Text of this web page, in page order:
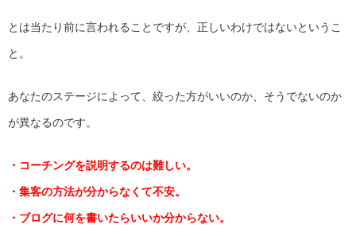
とは当たり前に言われることですが、 正しいわけではないというこ
と。
あなたのステージによって、絞った方がいいのか、 そうでないのか
が異なるのです。
・コーチングを説明するのは難しい。
・集客の方法が分からなくて不安。
・ブログに何を書いたらいいか分からない。